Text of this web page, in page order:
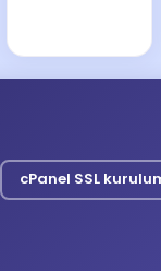
cPanel SSL